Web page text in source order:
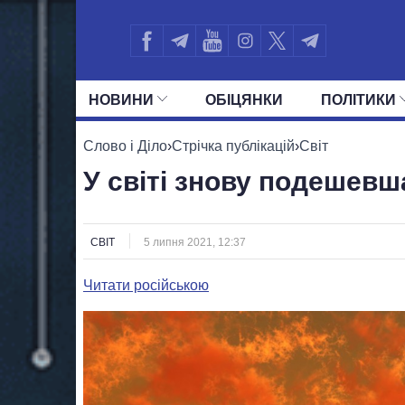
НОВИНИ ОБIЦЯНКИ ПОЛIТИКИ
УСІ ПОЛІТИКИ ПРЕЗИДЕНТ І ОФІС
Слово і Діло›Стрічка публікацій›Світ
У світі знову
СВІТ 5 липня 2021, 12:37
Читати російською